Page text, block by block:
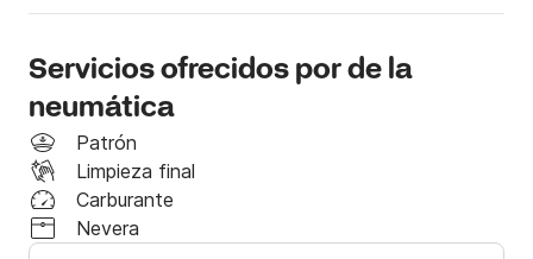
navegar.
La salida se puede organizar desde diversos puertos
según sus preferencias, para una experiencia
totalmente flexible y a su medida.
Durante todo el día, el propietario estará a bordo
para acompañarle y guiarle, garantizando una
experiencia placentera, agradable e inolvidable.
Servicios ofrecidos por de la
neumática
Patrón
Limpieza final
Carburante
Nevera